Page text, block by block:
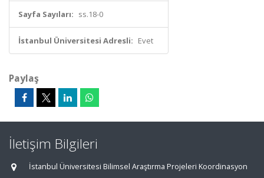
Sayfa Sayıları: ss.18-0
İstanbul Üniversitesi Adresli: Evet
Paylaş
İletişim Bilgileri
İstanbul Üniversitesi Bilimsel Araştırma Projeleri Koordinasyon